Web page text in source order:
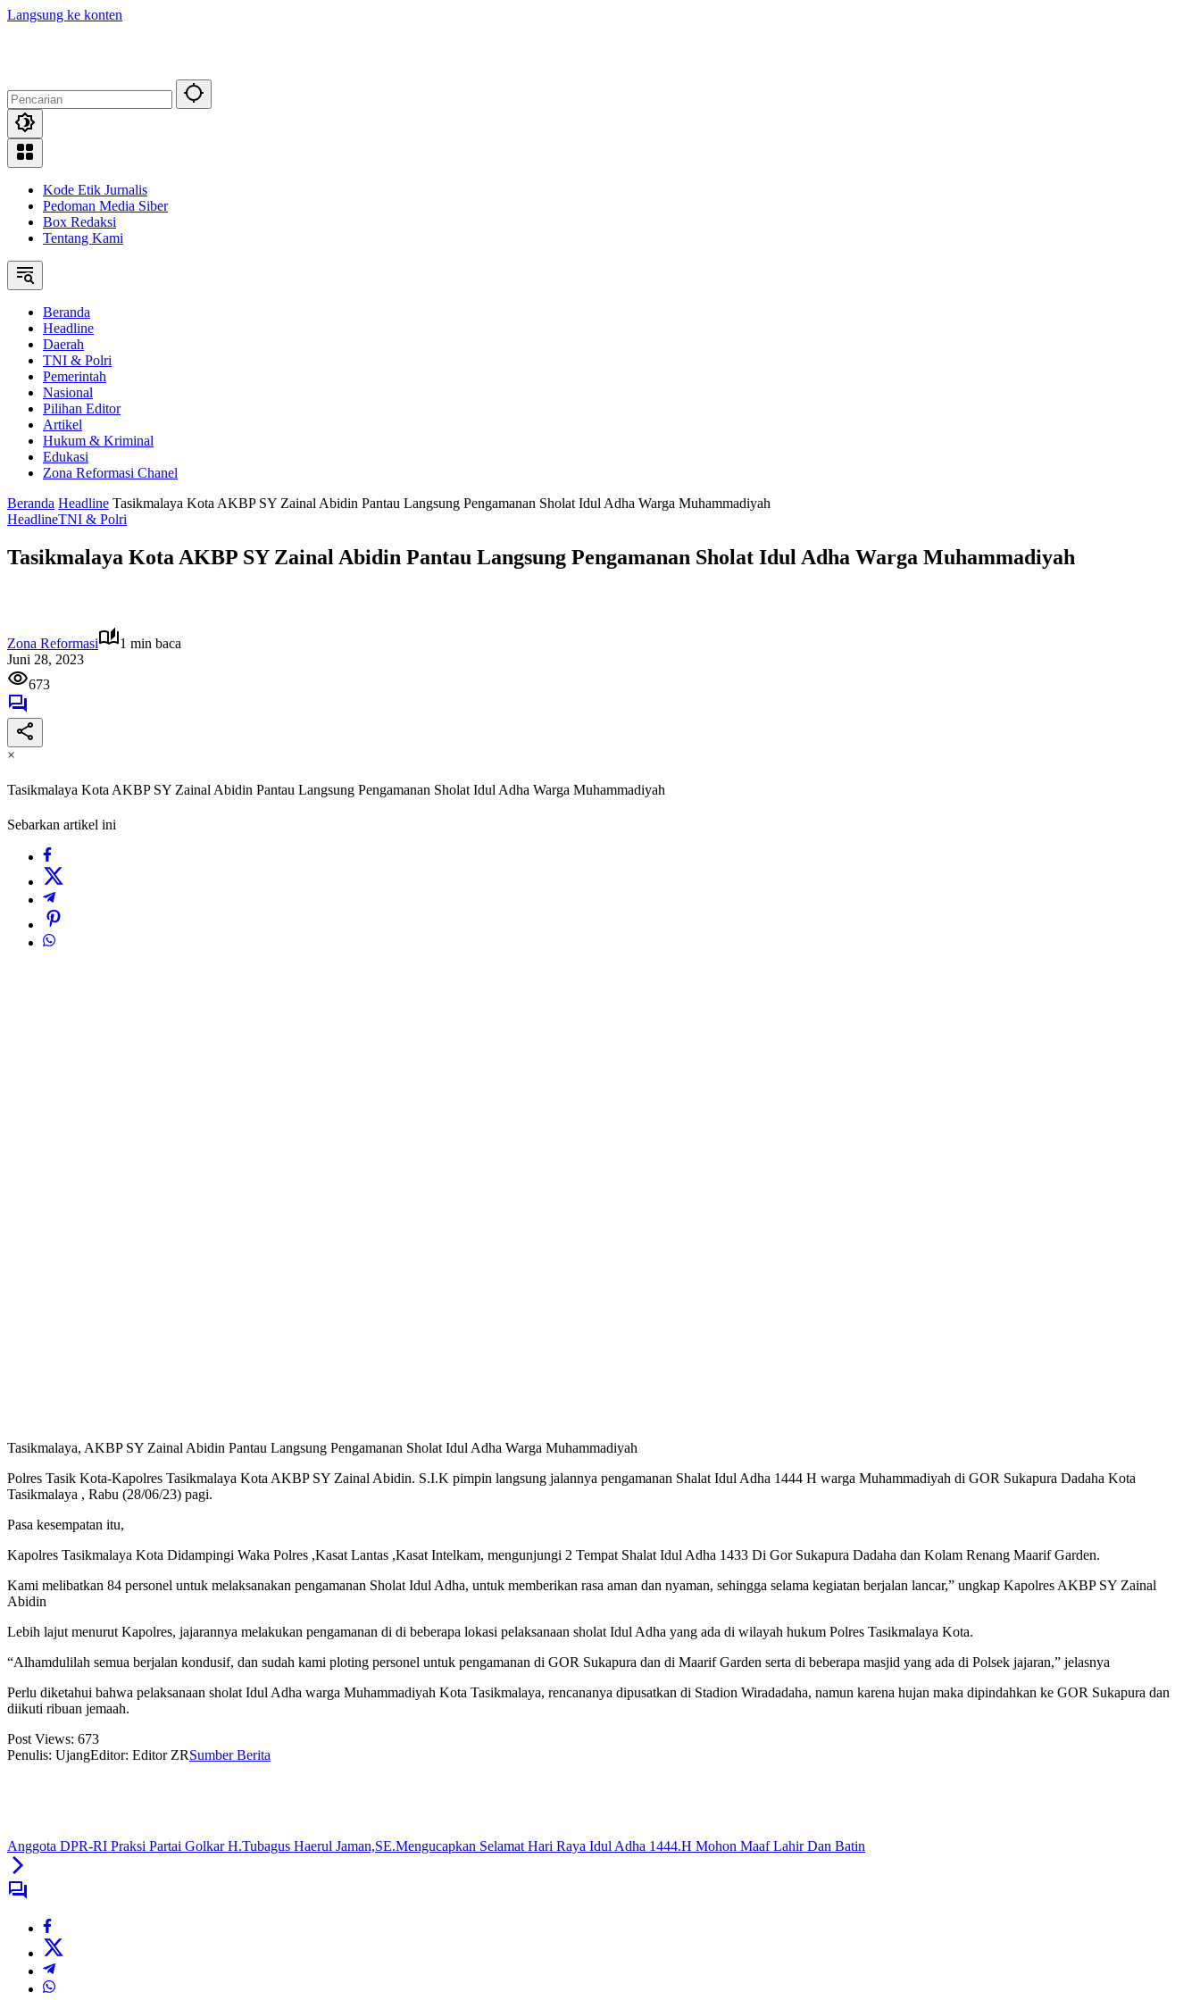
Langsung ke konten
Kode Etik Jurnalis
Pedoman Media Siber
Box Redaksi
Tentang Kami
Beranda
Headline
Daerah
TNI & Polri
Pemerintah
Nasional
Pilihan Editor
Artikel
Hukum & Kriminal
Edukasi
Zona Reformasi Chanel
Beranda Headline Tasikmalaya Kota AKBP SY Zainal Abidin Pantau Langsung Pengamanan Sholat Idul Adha Warga Muhammadiyah
HeadlineTNI & Polri
Tasikmalaya Kota AKBP SY Zainal Abidin Pantau Langsung Pengamanan Sholat Idul Adha Warga Muhammadiyah
Zona Reformasi
1 min baca
Juni 28, 2023
673
×
Tasikmalaya Kota AKBP SY Zainal Abidin Pantau Langsung Pengamanan Sholat Idul Adha Warga Muhammadiyah
Sebarkan artikel ini
Tasikmalaya, AKBP SY Zainal Abidin Pantau Langsung Pengamanan Sholat Idul Adha Warga Muhammadiyah
Polres Tasik Kota-Kapolres Tasikmalaya Kota AKBP SY Zainal Abidin. S.I.K pimpin langsung jalannya pengamanan Shalat Idul Adha 1444 H warga Muhammadiyah di GOR Sukapura Dadaha Kota
Tasikmalaya , Rabu (28/06/23) pagi.
Pasa kesempatan itu,
Kapolres Tasikmalaya Kota Didampingi Waka Polres ,Kasat Lantas ,Kasat Intelkam, mengunjungi 2 Tempat Shalat Idul Adha 1433 Di Gor Sukapura Dadaha dan Kolam Renang Maarif Garden.
Kami melibatkan 84 personel untuk melaksanakan pengamanan Sholat Idul Adha, untuk memberikan rasa aman dan nyaman, sehingga selama kegiatan berjalan lancar,” ungkap Kapolres AKBP SY Zainal
Abidin
Lebih lajut menurut Kapolres, jajarannya melakukan pengamanan di di beberapa lokasi pelaksanaan sholat Idul Adha yang ada di wilayah hukum Polres Tasikmalaya Kota.
“Alhamdulilah semua berjalan kondusif, dan sudah kami ploting personel untuk pengamanan di GOR Sukapura dan di Maarif Garden serta di beberapa masjid yang ada di Polsek jajaran,” jelasnya
Perlu diketahui bahwa pelaksanaan sholat Idul Adha warga Muhammadiyah Kota Tasikmalaya, rencananya dipusatkan di Stadion Wiradadaha, namun karena hujan maka dipindahkan ke GOR Sukapura dan
diikuti ribuan jemaah.
Post Views: 673
Penulis: UjangEditor: Editor ZRSumber Berita
Anggota DPR-RI Praksi Partai Golkar H.Tubagus Haerul Jaman,SE.Mengucapkan Selamat Hari Raya Idul Adha 1444.H Mohon Maaf Lahir Dan Batin